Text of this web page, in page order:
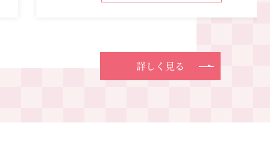
詳しく見る